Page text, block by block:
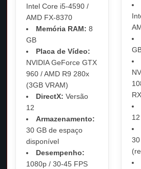
Intel Core i5-4590 /
AMD FX-8370
Memória RAM: 8
GB
Placa de Vídeo:
NVIDIA GeForce GTX
960 / AMD R9 280x
(3GB VRAM)
DirectX: Versão
12
Armazenamento:
30 GB de espaço
disponível
Desempenho:
1080p / 30-45 FPS
12